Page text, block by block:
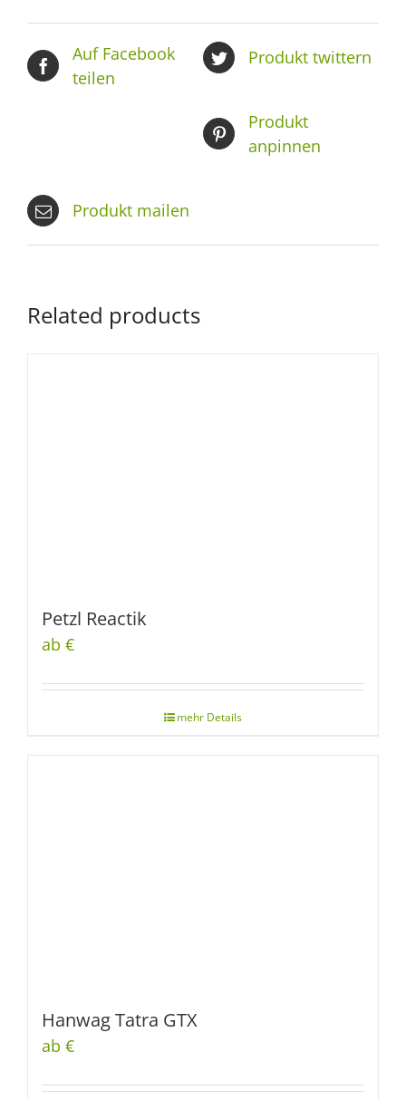
Auf Facebook
teilen
Produkt twittern
Produkt
anpinnen
Produkt mailen
Related products
Petzl Reactik
ab €
Hanwag Tatra GTX
ab €